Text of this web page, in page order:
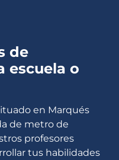
de
escuela o
en Marqués
de metro de
profesores
tus habilidades